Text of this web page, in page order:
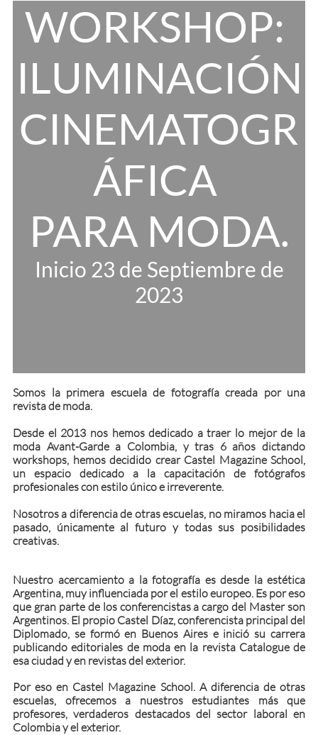
WORKSHOP:
ILUMINACIÓN
CINEMATOGR
ÁFICA
PARA MODA.
Inicio 23 de Septiembre de
2023
Somos la primera escuela de fotografía creada por una
revista de moda.
Desde el 2013 nos hemos dedicado a traer lo mejor de la
moda Avant-Garde a Colombia, y tras 6 años dictando
workshops, hemos decidido crear Castel Magazine School,
un espacio dedicado a la capacitación de fotógrafos
profesionales con estilo único e irreverente.
Nosotros a diferencia de otras escuelas, no miramos hacia el
pasado, únicamente al futuro y todas sus posibilidades
creativas.
Nuestro acercamiento a la fotografía es desde la estética
Argentina, muy influenciada por el estilo europeo. Es por eso
que gran parte de los conferencistas a cargo del Master son
Argentinos. El propio Castel Díaz, conferencista principal del
Diplomado, se formó en Buenos Aires e inició su carrera
publicando editoriales de moda en la revista Catalogue de
esa ciudad y en revistas del exterior.
Por eso en Castel Magazine School. A diferencia de otras
escuelas, ofrecemos a nuestros estudiantes más que
profesores, verdaderos destacados del sector laboral en
Colombia y el exterior.